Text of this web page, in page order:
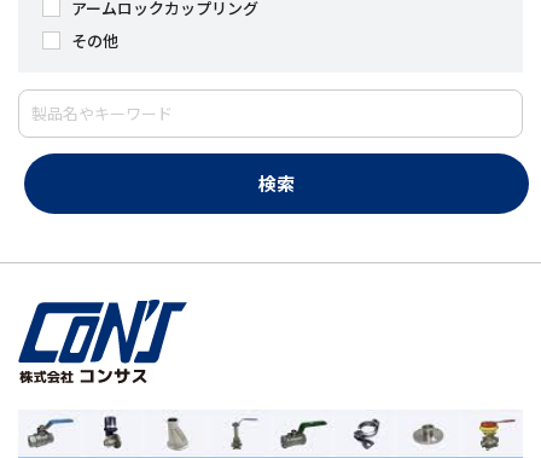
アームロックカップリング
その他